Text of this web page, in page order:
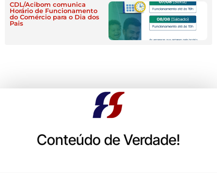
CDL/Acibom comunica
Horário de Funcionamento
do Comércio para o Dia dos
Pais
Conteúdo de Verdade!